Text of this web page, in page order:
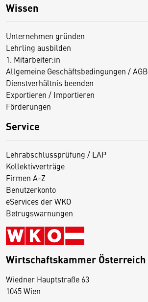
Wissen
Unternehmen gründen
Lehrling ausbilden
1. Mitarbeiter:in
Allgemeine Geschäftsbedingungen / AGB
Dienstverhältnis beenden
Exportieren / Importieren
Förderungen
Service
Lehrabschlussprüfung / LAP
Kollektivverträge
Firmen A-Z
Benutzerkonto
eServices der WKO
Betrugswarnungen
Wirtschaftskammer Österreich
Wiedner Hauptstraße 63
1045 Wien
D